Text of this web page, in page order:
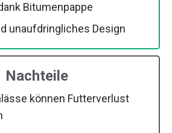
Bitumenpappe
unaufdringliches Design
Nachteile
können Futterverlust